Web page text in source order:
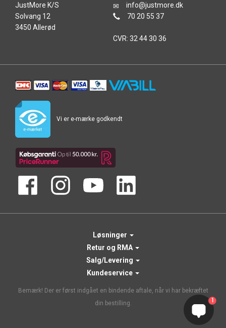
JustMore K/S
Solvang 12
3450 Allerød
info@justmore.dk
70 20 55 37
CVR: 32 44 30 36
Vi er e-mærke godkendt
Løsninger
Retur og RMA
Salg/Levering
Kundeservice
Bemærk! Der er først indgået en bindende aftale, når vi har bekræftet
din bestilling.
1